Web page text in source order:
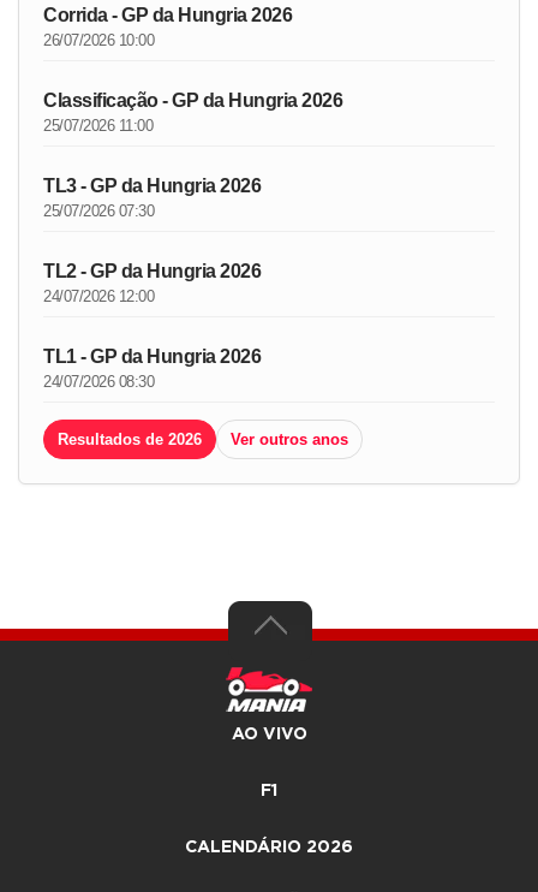
Corrida - GP da Hungria 2026
26/07/2026 10:00
Classificação - GP da Hungria 2026
25/07/2026 11:00
TL3 - GP da Hungria 2026
25/07/2026 07:30
TL2 - GP da Hungria 2026
24/07/2026 12:00
TL1 - GP da Hungria 2026
24/07/2026 08:30
Resultados de 2026 Ver outros anos
AO VIVO
F1
CALENDÁRIO 2026